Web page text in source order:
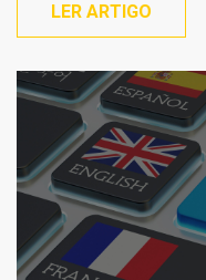
LER ARTIGO